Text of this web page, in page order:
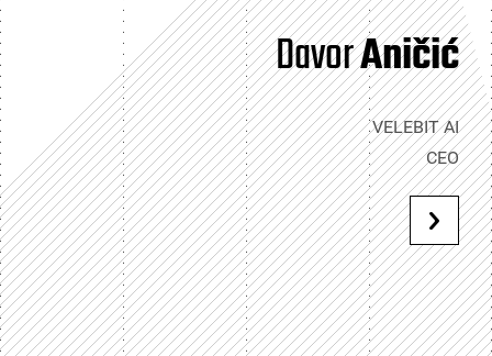
DavorAničić
VELEBIT AI
CEO